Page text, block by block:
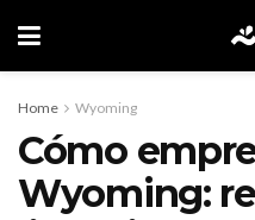
Home Wyoming
Cómo
Wyoming: